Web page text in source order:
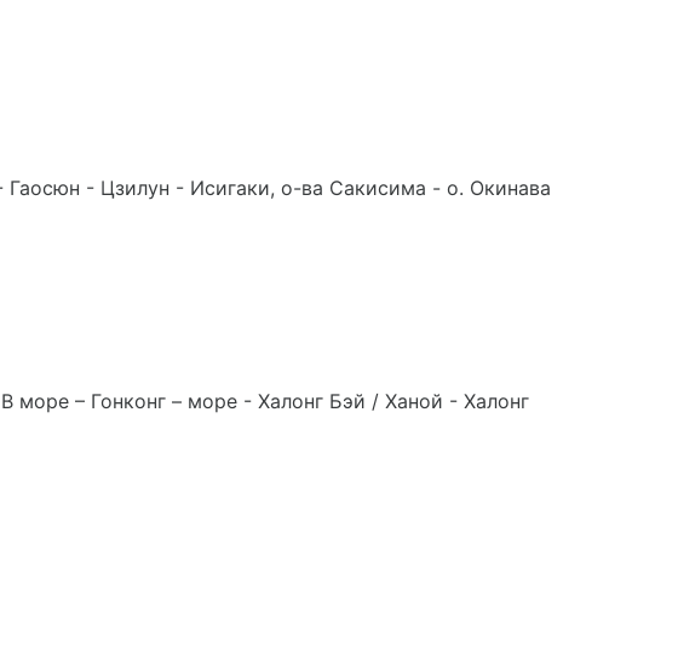
- Цзилун - Исигаки, о-ва Сакисима - о. Окинава
– Гонконг – море - Халонг Бэй / Ханой - Халонг